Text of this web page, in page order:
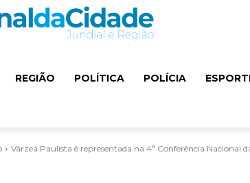
REGIÃO POLÍTICA POLÍCIA
Várzea Paulista é representada na 4ª Conferência Nacional